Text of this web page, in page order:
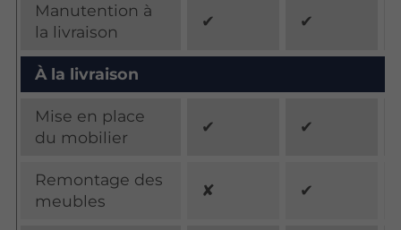
Manutention à
la livraison
✔ ✔
À la livraison
Mise en place
du mobilier
✔ ✔
Remontage des
meubles
✘ ✔